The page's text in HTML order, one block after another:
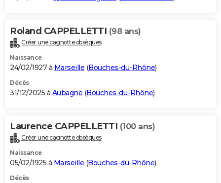
Roland CAPPELLETTI (98 ans)
Créer une cagnotte obsèques
Naissance
24/02/1927 à Marseille (Bouches-du-Rhône)
Décès
31/12/2025 à Aubagne (Bouches-du-Rhône)
Laurence CAPPELLETTI (100 ans)
Créer une cagnotte obsèques
Naissance
05/02/1925 à Marseille (Bouches-du-Rhône)
Décès